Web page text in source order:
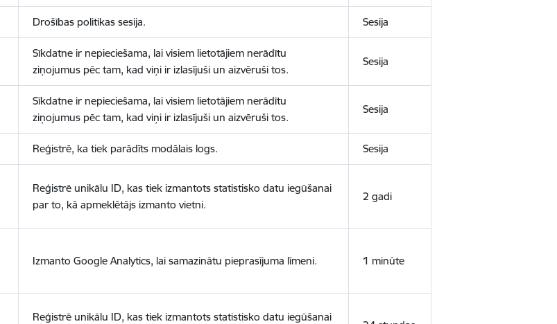
Drošības politikas sesija. Sesija
Sīkdatne ir nepieciešama, lai visiem lietotājiem nerādītu
ziņojumus pēc tam, kad viņi ir izlasījuši un aizvēruši tos.
Sesija
Sīkdatne ir nepieciešama, lai visiem lietotājiem nerādītu
ziņojumus pēc tam, kad viņi ir izlasījuši un aizvēruši tos.
Sesija
Reģistrē, ka tiek parādīts modālais logs. Sesija
Reģistrē unikālu ID, kas tiek izmantots statistisko datu iegūšanai
par to, kā apmeklētājs izmanto vietni.
2 gadi
Izmanto Google Analytics, lai samazinātu pieprasījuma līmeni. 1 minūte
Reģistrē unikālu ID, kas tiek izmantots statistisko datu iegūšanai